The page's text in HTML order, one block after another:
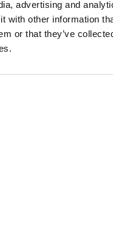
advertising and
with other information
or that they’ve